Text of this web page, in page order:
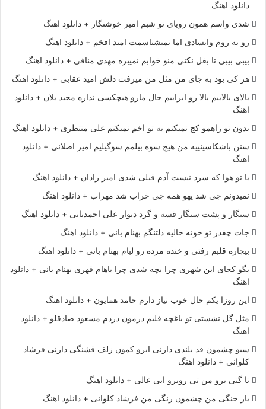
دانلود اهنگ
شدی واسم همون رویای تو شبم امیر خوشنگار + دانلود اهنگ
رو به روم وایسادی اما نمیشناسمت امید افخم + دانلود اهنگ
بیبی بیبی تا بغل نکنی منو خوابم نمیبره مهدی منافی + دانلود اهنگ
هر کی بود به جای من مثل من میرفت دلش امید عقابی + دانلود اهنگ
بالای بالاییم بالا رو ابراییم حال مارو هیچکسی نداره مجید یلان + دانلود
اهنگ
بدون تو راهمو کج نمیکنم به تو اخم نمیکنم علی منتظری + دانلود اهنگ
سنن باشکاسینییه من هیچ سوه بیلمم سوگیلیم امیر اصلانی + دانلود
اهنگ
با تو هوا که سرد نیست آدم قبلی شدی امیر رادان + دانلود اهنگ
نمیدونم چی شد یهو همه چی خراب شد مهراب + دانلود اهنگ
سیگار و پشت سیگار قسه و گرد دیوار علی احمدیانی + دانلود اهنگ
جات چقدر تو خونه خالیه دلتنگم بهنام بانی + دانلود اهنگ
بیچاره قلبم رفتی و خنده مرده رو لبام بهنام بانی + دانلود اهنگ
بگو کجای این شهری چرا بچه شدی چرا باهام قهری بهنام بانی + دانلود
اهنگ
این روزا یکم حال خوب نیاز دارم حامد همایون + دانلود اهنگ
مثل گل نشستی تو باغچه قلبم درمون دردم مسعود صادقلو + دانلود
اهنگ
سیو چشمون قد بلندی دارنی ابرو کمون زلف قشنگی دارنی فرشاد
کلوانی + دانلود اهنگ
تا گنی برو من تی روبرو ابی عالی + دانلود اهنگ
یار جنگی من چشمون رنگی من فرشاد کلوانی + دانلود اهنگ